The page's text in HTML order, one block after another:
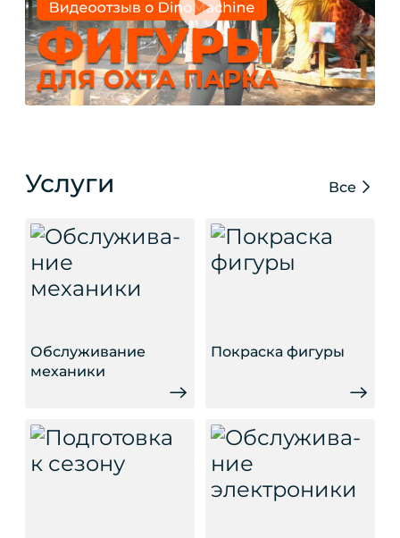
Услуги Все
Обслужива­ние
механики
Покраска фигуры